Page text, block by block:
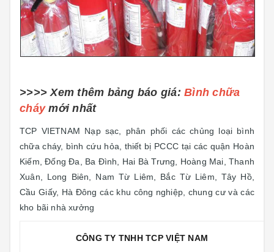
>>>> Xem thêm bảng báo giá: Bình chữa
cháy mới nhất
TCP VIETNAM Nạp sạc, phân phối các chủng loại bình
chữa cháy, bình cứu hỏa, thiết bị PCCC tại các quận Hoàn
Kiếm, Đống Đa, Ba Đình, Hai Bà Trưng, Hoàng Mai, Thanh
Xuân, Long Biên, Nam Từ Liêm, Bắc Từ Liêm, Tây Hồ,
Cầu Giấy, Hà Đông các khu công nghiệp, chung cư và các
kho bãi nhà xưởng
CÔNG TY TNHH TCP VIỆT NAM